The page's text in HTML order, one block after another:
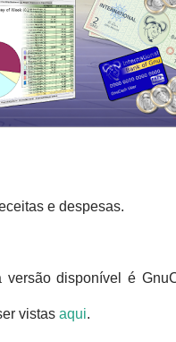
e despesas.
versão disponível é
vistas aqui.